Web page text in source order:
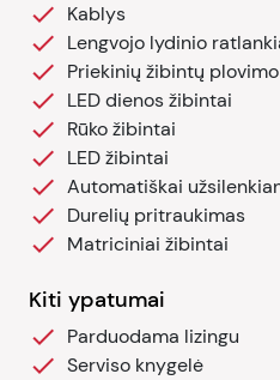
Kablys
Lengvojo lydinio
Priekinių žibintų
LED dienos žibintai
Rūko žibintai
LED žibintai
Automatiškai
Durelių pritraukimas
Matriciniai žibintai
Kiti ypatumai
Parduodama lizingu
Serviso knygelė